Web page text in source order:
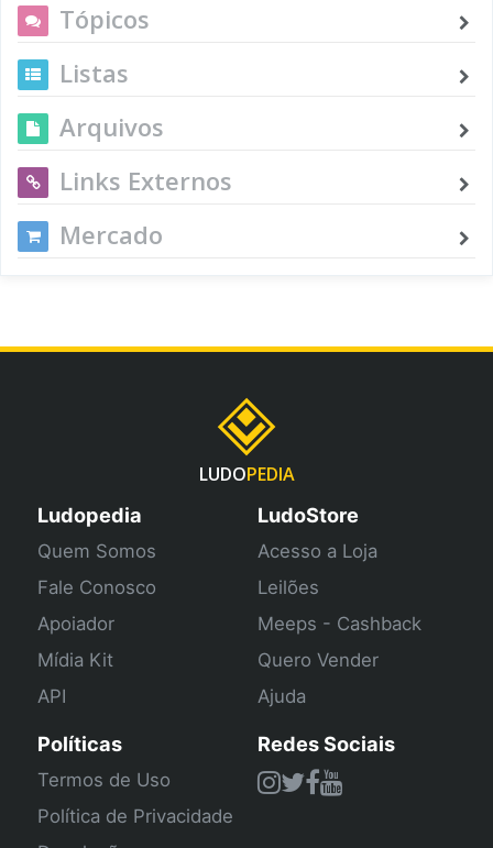
Tópicos
Listas
Arquivos
Links Externos
Mercado
LUDOPEDIA
Ludopedia
Quem Somos
Fale Conosco
Apoiador
Mídia Kit
API
LudoStore
Acesso a Loja
Leilões
Meeps - Cashback
Quero Vender
Ajuda
Políticas
Termos de Uso
Política de Privacidade
Redes Sociais